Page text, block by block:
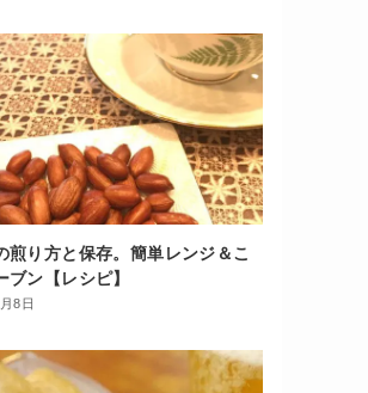
煎り方と保存。簡単レンジ＆こ
ブン【レシピ】
8日